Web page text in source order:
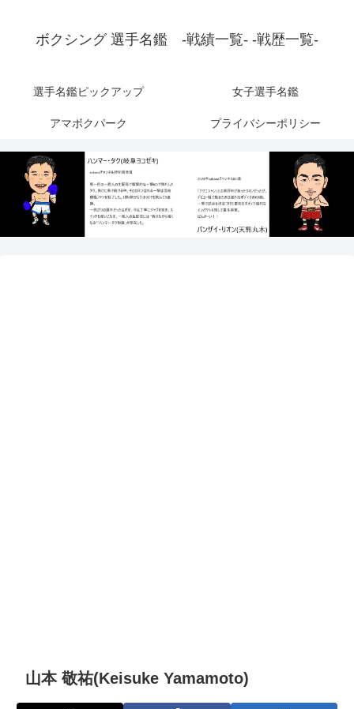
ボクシング 選手名鑑 -戦績一覧- -戦歴一覧-
選手名鑑ピックアップ 女子選手名鑑
アマボクパーク プライバシーポリシー
山本 敬祐(Keisuke Yamamoto)